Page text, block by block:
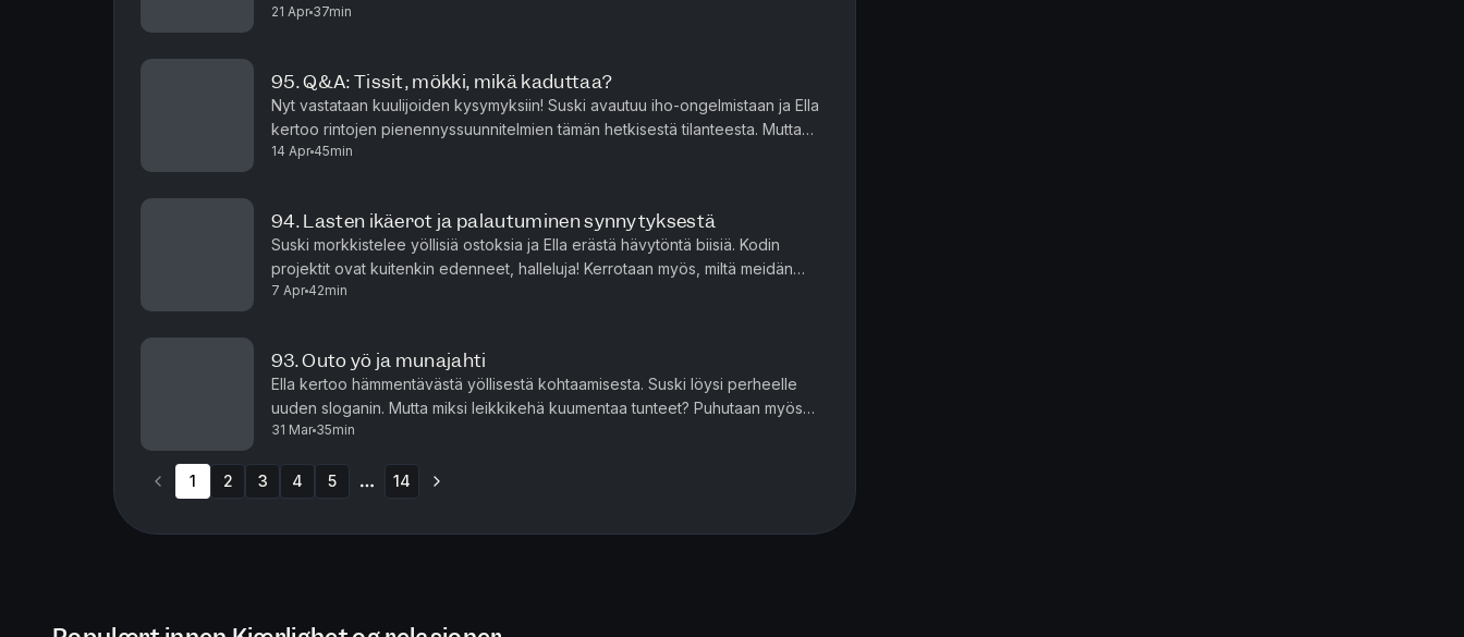
21 Apr 37min
95. Q&A: Tissit, mökki, mikä kaduttaa?
Nyt vastataan kuulijoiden kysymyksiin! Suski avautuu iho-ongelmistaan ja Ella
kertoo rintojen pienennyssuunnitelmien tämän hetkisestä tilanteesta. Mutta
mikä kaduttaa eniten some-uralla? Puhutaan myös...
14 Apr 45min
94. Lasten ikäerot ja palautuminen synnytyksestä
Suski morkkistelee yöllisiä ostoksia ja Ella erästä hävytöntä biisiä. Kodin
projektit ovat kuitenkin edenneet, halleluja! Kerrotaan myös, miltä meidän
lasten ikäerot tuntuu just nyt ja miten Ella on p...
7 Apr 42min
93. Outo yö ja munajahti
Ella kertoo hämmentävästä yöllisestä kohtaamisesta. Suski löysi perheelle
uuden sloganin. Mutta miksi leikkikehä kuumentaa tunteet? Puhutaan myös
pääsiäisestä ja L-kornerissa mietitään, mihin sateenka...
31 Mar 35min
1 2 3 4 5 14